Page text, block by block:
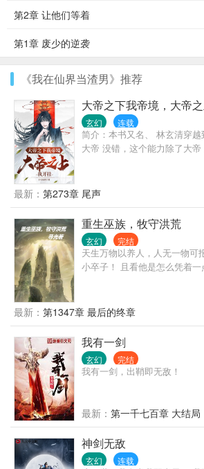
第2章 让他们等着
第1章 废少的逆袭
《我在仙界当渣男》推荐
大帝之下我帝境，大帝
玄幻 连载
简介：本书又名、 林玄清穿
大帝 没错，这个能力除了大
最新： 第273章 尾声
重生巫族，牧守洪荒
玄幻 完结
天生万物以养人，人无一物可
小卒子！ 且看他是怎么凭着
最新： 第1347章 最后的终章
我有一剑
玄幻 完结
我有一剑，出鞘即无敌！
最新： 第一千七百章 大结局
神剑无敌
玄幻 连载